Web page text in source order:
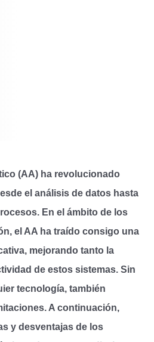
(AA) ha revolucionado
el análisis de datos hasta
En el ámbito de los
el AA ha traído consigo una
mejorando tanto la
de estos sistemas. Sin
tecnología, también
A continuación,
y desventajas de los